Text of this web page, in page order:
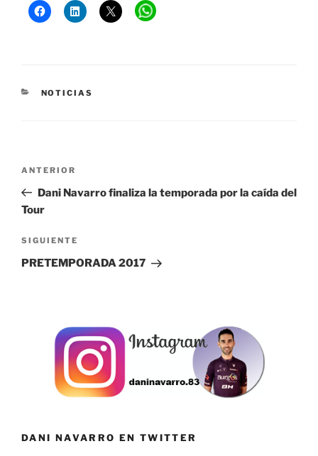
CATEGORÍAS
NOTICIAS
entradas
Entrada
anterior:
ANTERIOR
Dani Navarro finaliza la temporada por la caída del
Tour
Siguiente
entrada
SIGUIENTE
PRETEMPORADA 2017
DANI NAVARRO EN TWITTER